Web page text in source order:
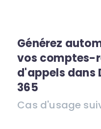
Générez
vos comptes-
d'appels dans
365
Cas d'usage